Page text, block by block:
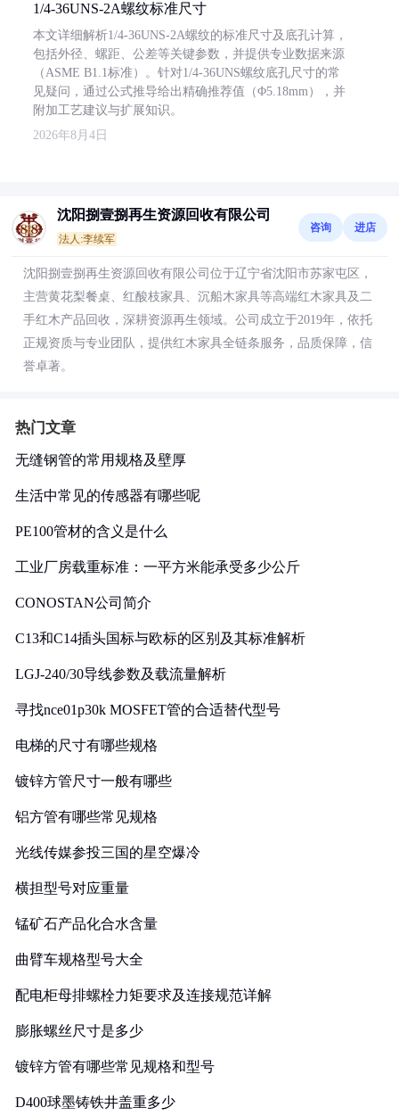
1/4-36UNS-2A螺纹标准尺寸
本文详细解析1/4-36UNS-2A螺纹的标准尺寸及底孔计算，
包括外径、螺距、公差等关键参数，并提供专业数据来源
（ASME B1.1标准）。针对1/4-36UNS螺纹底孔尺寸的常
见疑问，通过公式推导给出精确推荐值（Φ5.18mm），并
附加工艺建议与扩展知识。
2026年8月4日
沈阳捌壹捌再生资源回收有限公司
法人:李续军
咨询 进店
沈阳捌壹捌再生资源回收有限公司位于辽宁省沈阳市苏家屯区，
主营黄花梨餐桌、红酸枝家具、沉船木家具等高端红木家具及二
手红木产品回收，深耕资源再生领域。公司成立于2019年，依托
正规资质与专业团队，提供红木家具全链条服务，品质保障，信
誉卓著。
热门文章
无缝钢管的常用规格及壁厚
生活中常见的传感器有哪些呢
PE100管材的含义是什么
工业厂房载重标准：一平方米能承受多少公斤
CONOSTAN公司简介
C13和C14插头国标与欧标的区别及其标准解析
LGJ-240/30导线参数及载流量解析
寻找nce01p30k MOSFET管的合适替代型号
电梯的尺寸有哪些规格
镀锌方管尺寸一般有哪些
铝方管有哪些常见规格
光线传媒参投三国的星空爆冷
横担型号对应重量
锰矿石产品化合水含量
曲臂车规格型号大全
配电柜母排螺栓力矩要求及连接规范详解
膨胀螺丝尺寸是多少
镀锌方管有哪些常见规格和型号
D400球墨铸铁井盖重多少